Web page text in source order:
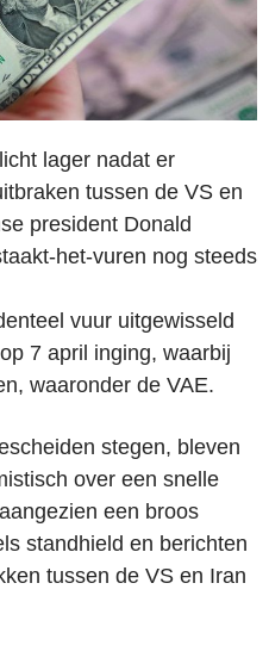
lager nadat er
tussen de VS en
president Donald
het-vuren nog steeds
vuur uitgewisseld
7 april inging, waarbij
waaronder de VAE.
stegen, bleven
over een snelle
een broos
standhield en berichten
tussen de VS en Iran